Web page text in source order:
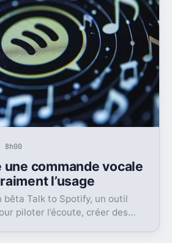
commande vocale
l’usage
bêta Talk to Spotify, un outil
piloter l’écoute, créer des